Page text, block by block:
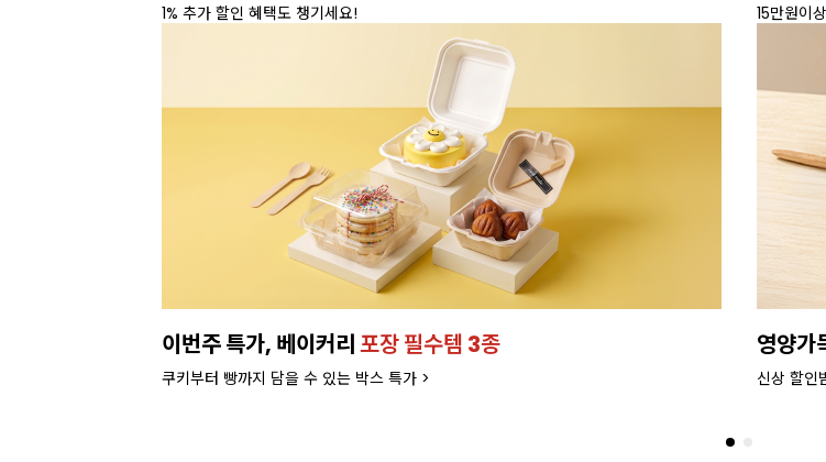
1% 추가 할인 혜택도 챙기세요! 15만원이
이번주 특가, 베이커리포장 필수템 3종
쿠키부터 빵까지 담을 수 있는 박스 특가 >
영양가
신상 할인